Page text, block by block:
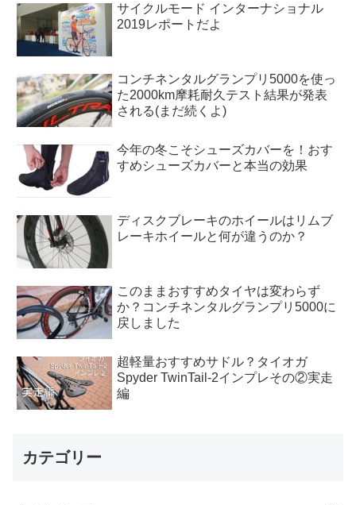
サイクルモード インターナショナル
2019レポートだよ
コンチネンタルグランプリ5000を使っ
た2000km摩耗耐久テスト結果が発表
される(まだ続くよ)
今年の冬こそシューズカバーを！おす
すめシューズカバーと本当の効果
ディスクブレーキのホイールはリムブ
レーキホイールと何が違うのか？
このままおすすめタイヤは変わらず
か？コンチネンタルグランプリ5000に
戻しました
超軽量おすすめサドル？タイオガ
Spyder TwinTail-2インプレその②実走
編
カテゴリー